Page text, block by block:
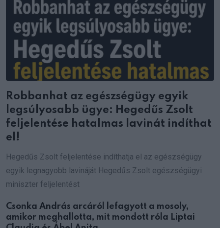
Robbanhat az egészségügy egyik
legsúlyosabb ügye: Hegedűs Zsolt
feljelentése hatalmas lavinát indíthat
el!
Hegedűs Zsolt feljelentése indíthatja el az egészségügy
egyik legnagyobb lavináját Hegedűs Zsolt egészségügyi
miniszter feljelentést
Csonka András arcáról lefagyott a mosoly,
amikor meghallotta, mit mondott róla Liptai